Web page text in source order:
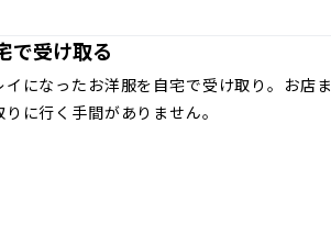
で受け取る
イになったお洋服を自宅で受け取り。お店ま
りに行く手間がありません。